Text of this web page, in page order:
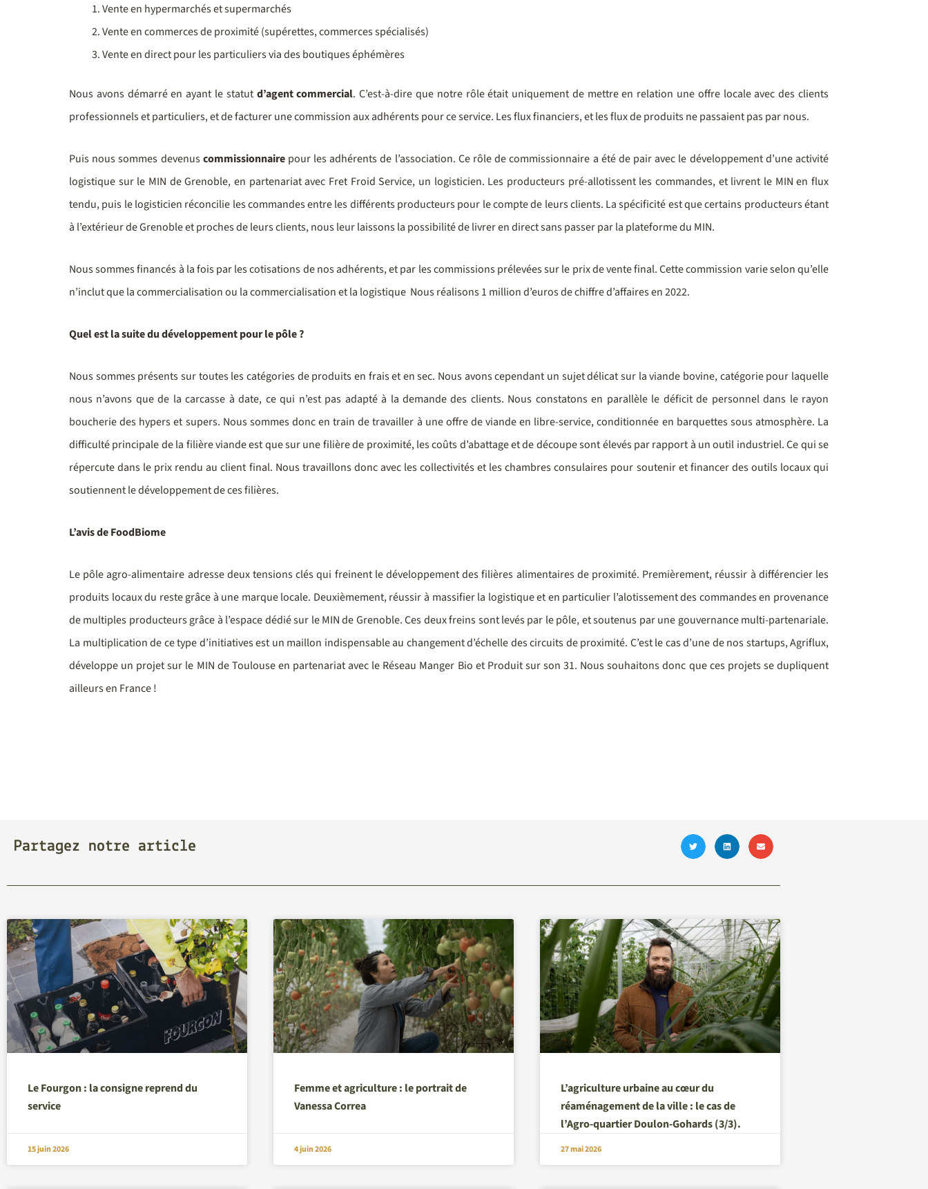
Vente en hypermarchés et supermarchés
Vente en commerces de proximité (supérettes, commerces spécialisés)
Vente en direct pour les particuliers via des boutiques éphémères
Nous avons démarré en ayant le statut d’agent commercial. C’est-à-dire que notre rôle était uniquement de mettre en relation une offre locale avec des clients
professionnels et particuliers, et de facturer une commission aux adhérents pour ce service. Les flux financiers, et les flux de produits ne passaient pas par nous.
Puis nous sommes devenuscommissionnairepour les adhérents de l’association. Ce rôle de commissionnaire a été de pair avec le développement d’une activité
logistique sur le MIN de Grenoble, en partenariat avec Fret Froid Service, un logisticien. Les producteurs pré-allotissent les commandes, et livrent le MIN en flux
tendu, puis le logisticien réconcilie les commandes entre les différents producteurs pour le compte de leurs clients. La spécificité est que certains producteurs étant
à l’extérieur de Grenoble et proches de leurs clients, nous leur laissons la possibilité de livrer en direct sans passer par la plateforme du MIN.
Nous sommes financés à la fois par les cotisations de nos adhérents, et par les commissions prélevées sur le prix de vente final. Cette commission varie selon qu’elle
n’inclut que la commercialisation ou la commercialisation et la logistique Nous réalisons 1 million d’euros de chiffre d’affaires en 2022.
Quel est la suite du développement pour le pôle ?
Nous sommes présents sur toutes les catégories de produits en frais et en sec. Nous avons cependant un sujet délicat sur la viande bovine, catégorie pour laquelle
nous n’avons que de la carcasse à date, ce qui n’est pas adapté à la demande des clients. Nous constatons en parallèle le déficit de personnel dans le rayon
boucherie des hypers et supers. Nous sommes donc en train de travailler à une offre de viande en libre-service, conditionnée en barquettes sous atmosphère. La
difficulté principale de la filière viande est que sur une filière de proximité, les coûts d’abattage et de découpe sont élevés par rapport à un outil industriel. Ce qui se
répercute dans le prix rendu au client final. Nous travaillons donc avec les collectivités et les chambres consulaires pour soutenir et financer des outils locaux qui
soutiennent le développement de ces filières.
L’avis de FoodBiome
Le pôle agro-alimentaire adresse deux tensions clés qui freinent le développement des filières alimentaires de proximité. Premièrement, réussir à différencier les
produits locaux du reste grâce à une marque locale. Deuxièmement, réussir à massifier la logistique et en particulier l’alotissement des commandes en provenance
de multiples producteurs grâce à l’espace dédié sur le MIN de Grenoble. Ces deux freins sont levés par le pôle, et soutenus par une gouvernance multi-partenariale.
La multiplication de ce type d’initiatives est un maillon indispensable au changement d’échelle des circuits de proximité. C’est le cas d’une de nos startups, Agriflux,
développe un projet sur le MIN de Toulouse en partenariat avec le Réseau Manger Bio et Produit sur son 31. Nous souhaitons donc que ces projets se dupliquent
ailleurs en France !
Partagez notre article
Le Fourgon : la consigne reprend du
service
15 juin 2026
Femme et agriculture : le portrait de
Vanessa Correa
4 juin 2026
L’agriculture urbaine au cœur du
réaménagement de la ville : le cas de
l’Agro-quartier Doulon-Gohards (3/3).
27 mai 2026